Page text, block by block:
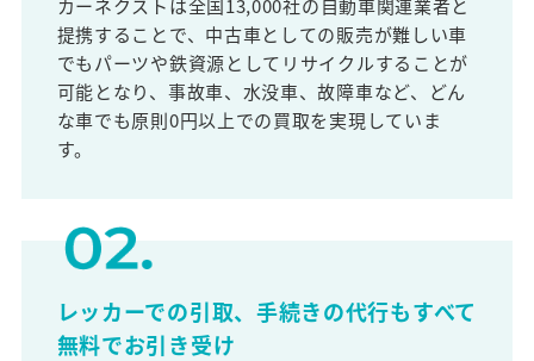
カーネクストは全国13,000社の自動車関連業者と
提携することで、中古車としての販売が難しい車
でもパーツや鉄資源としてリサイクルすることが
可能となり、事故車、水没車、故障車など、どん
な車でも原則0円以上での買取を実現していま
す。
レッカーでの引取、手続きの代行もすべて
無料でお引き受け